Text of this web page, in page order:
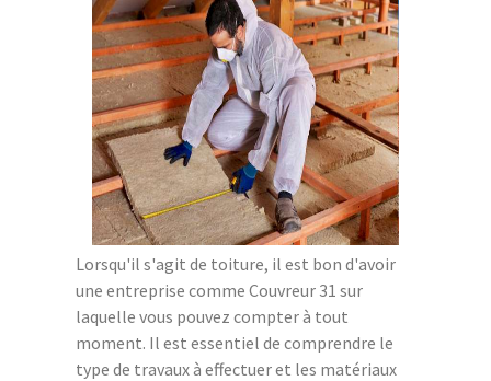
Lorsqu'il s'agit de toiture, il est bon d'avoir
une entreprise comme Couvreur 31 sur
laquelle vous pouvez compter à tout
moment. Il est essentiel de comprendre le
type de travaux à effectuer et les matériaux